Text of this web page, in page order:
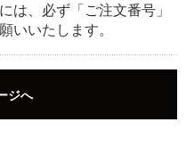
は、必ず「ご注文番号」
いいたします。
ジへ